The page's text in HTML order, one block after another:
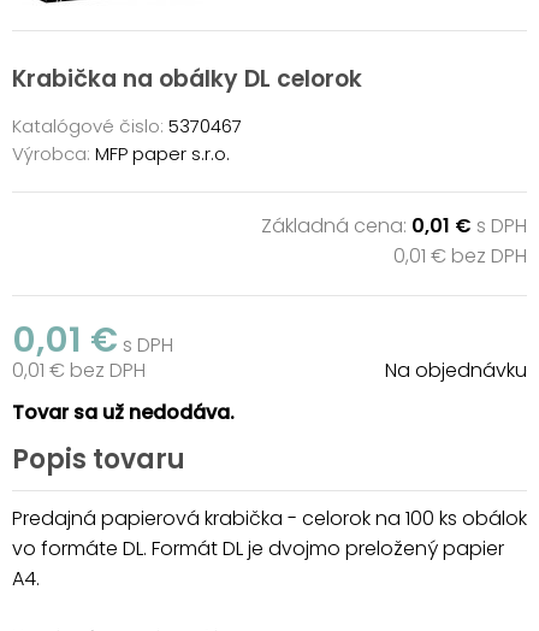
Krabička na obálky DL celorok
Katalógové čislo: 5370467
Výrobca: MFP paper s.r.o.
Základná cena: 0,01 € s DPH
0,01 € bez DPH
0,01 € s DPH
0,01 € bez DPH
Na objednávku
Tovar sa už nedodáva.
Popis tovaru
Predajná papierová krabička - celorok na 100 ks obálok
vo formáte DL. Formát DL je dvojmo preložený papier
A4.